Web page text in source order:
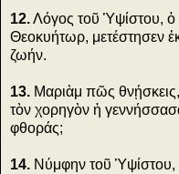
12.Λόγος τοῦ Ὑψίστου, ὁ
Θεοκυήτωρ, μετέστησεν
ζωήν.
13. Μαριὰμ πῶς
τὸν χορηγὸν ἡ
φθοράς;
14. Νύμφην τοῦ